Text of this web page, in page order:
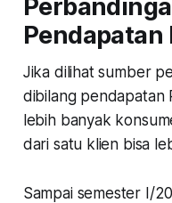
Pendapatan
Jika dilihat sumber
dibilang pendapatan
lebih banyak
dari satu klien bisa
Sampai semester I/